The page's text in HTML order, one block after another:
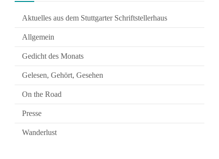
Aktuelles aus dem Stuttgarter Schriftstellerhaus
Allgemein
Gedicht des Monats
Gelesen, Gehört, Gesehen
On the Road
Presse
Wanderlust